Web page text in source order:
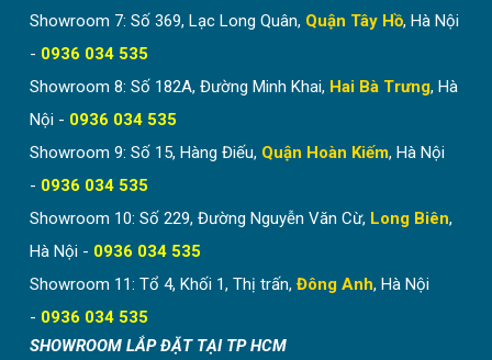
Showroom 7: Số 369, Lạc Long Quân, Quận Tây Hồ, Hà Nội
- 0936 034 535
Showroom 8: Số 182A, Đường Minh Khai, Hai Bà Trưng, Hà
Nội - 0936 034 535
Showroom 9: Số 15, Hàng Điếu, Quận Hoàn Kiếm, Hà Nội
- 0936 034 535
Showroom 10: Số 229, Đường Nguyễn Văn Cừ, Long Biên,
Hà Nội - 0936 034 535
Showroom 11: Tổ 4, Khối 1, Thị trấn, Đông Anh, Hà Nội
- 0936 034 535
SHOWROOM LẮP ĐẶT TẠI TP HCM